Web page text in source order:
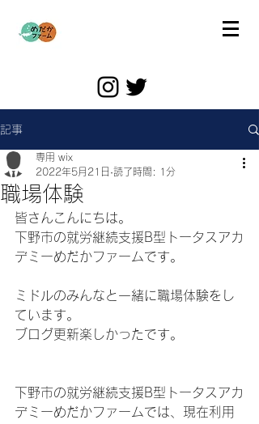
記事
職場体験
専用 wix
2022年5月21日 読了時間: 1分
皆さんこんにちは。
下野市の就労継続支援B型トータスアカ
デミーめだかファームです。
ミドルのみんなと一緒に職場体験をし
ています。
ブログ更新楽しかったです。
下野市の就労継続支援B型トータスアカ
デミーめだかファームでは、現在利用